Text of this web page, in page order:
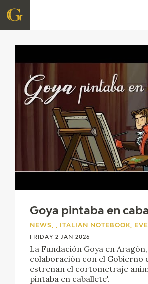
FOUNDATION
CORPORATE ACTION
CONTACT
EXPOSICIONES
ACTIVIDADES
ACTUALIDAD
Goya pintaba en
NEWS, , ITALIAN NOTEBOOK,
FRIDAY 2 JAN 2026
La Fundación Goya en
colaboración con el Gobierno
estrenan el cortometraje
pintaba en caballete'.